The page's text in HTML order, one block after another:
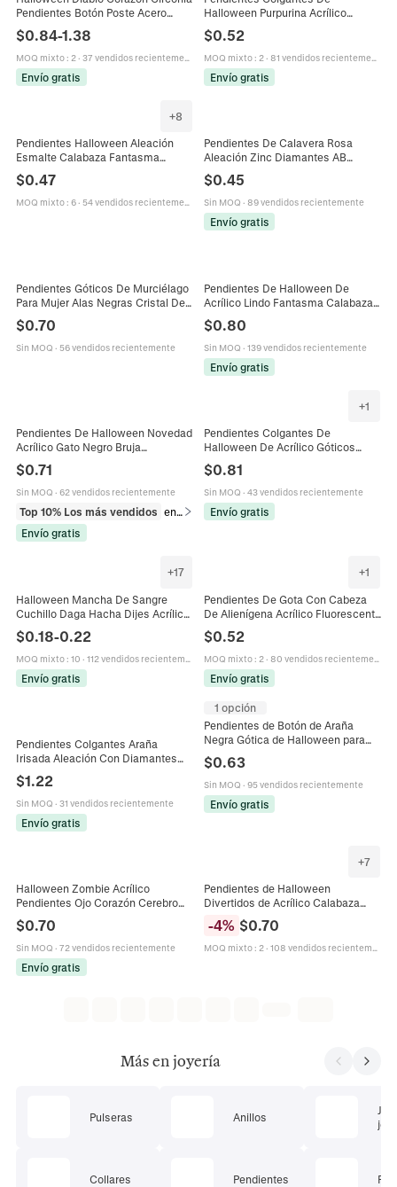
Pendientes Botón Poste Acero
Inoxidable 316L Gótico Corazón
Rojo Murciélago Telaraña
Pendientes Joyería
$0.84-1.38
MOQ mixto: 2· 37 vendidos recientemente
Envío gratis
Halloween Purpurina Acrílico
Fantasma Calavera Murciélago
Calabaza Plata Esterlina 925 Joyas
$0.52
MOQ mixto: 2· 81 vendidos recientemente
Envío gratis
+8
Pendientes Halloween Aleación
Esmalte Calabaza Fantasma
Murciélago Ojo Cupcake Joyería
Para Fiesta Celebración Mujer
Regalo
$0.47
MOQ mixto: 6· 54 vendidos recientemente
Pendientes De Calavera Rosa
Aleación Zinc Diamantes AB
Coloridos Halloween Gothic Punk
Retro Joyería Mujeres Poste Acero
Inoxidable
$0.45
Sin MOQ · 89 vendidos recientemente
Envío gratis
Pendientes Góticos De Murciélago
Para Mujer Alas Negras Cristal De
Gota Roja Vampiro Halloween
Joyería De Disfraz
$0.70
Sin MOQ · 56 vendidos recientemente
Pendientes De Halloween De
Acrílico Lindo Fantasma Calabaza
Calavera Fresa Impresión Relieve
Purpurina Para Mujeres Niñas
Fiesta
$0.80
Sin MOQ · 139 vendidos recientemente
Envío gratis
Pendientes De Halloween Novedad
Acrílico Gato Negro Bruja
Murciélago Y Cráneo Sirena Diseño
Accesorios De Fiesta Disfraz
Mujeres
$0.71
Sin MOQ · 62 vendidos recientemente
Top 10% Los más vendidos
en Vestimenta y accesorios para fiestas
Envío gratis
+1
Pendientes Colgantes De
Halloween De Acrílico Góticos
Calabaza Murciélago Fantasma
Joyería Para Mujer
$0.81
Sin MOQ · 43 vendidos recientemente
Envío gratis
+17
Halloween Mancha De Sangre
Cuchillo Daga Hacha Dijes Acrílico
Para DIY Pendientes Llaveros
$0.18-0.22
MOQ mixto: 10 · 112 vendidos recientemente
Envío gratis
+1
Pendientes De Gota Con Cabeza
De Alienígena Acrílico Fluorescente
Exagerado Personalidad Gancho
De Metal
$0.52
MOQ mixto: 2· 80 vendidos recientemente
Envío gratis
Pendientes Colgantes Araña
Irisada Aleación Con Diamantes
Imitación Blancos Piedra Preciosa
Artificial Colorida Halloween Gótico
$1.22
Sin MOQ · 31 vendidos recientemente
Envío gratis
1 opción
Pendientes de Botón de Araña
Negra Gótica de Halloween para
Joyería Accesorio
$0.63
Sin MOQ · 95 vendidos recientemente
Envío gratis
Halloween Zombie Acrílico
Pendientes Ojo Corazón Cerebro
Lengua Gótico Horror Fiesta Joyería
Con Poste De Pendiente De Acero
$0.70
Sin MOQ · 72 vendidos recientemente
Envío gratis
+7
Pendientes de Halloween
Divertidos de Acrílico Calabaza
Fantasma Esqueleto para Mujer
Joyas de Fiesta Estampadas
Peculiares
-4% $0.70
MOQ mixto: 2· 108 vendidos recientemente
Más en joyería
Pulseras
Collares
Anillos
Pendientes